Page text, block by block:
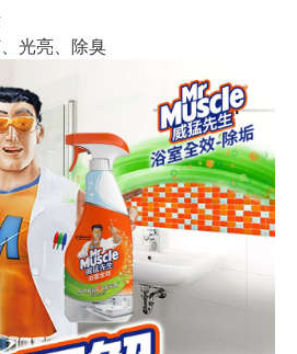
光亮、除臭